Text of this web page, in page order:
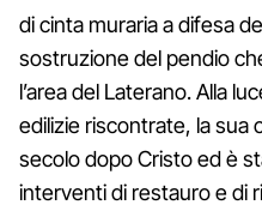
di cinta muraria a difesa
sostruzione del pendio
l’area del Laterano. Alla
edilizie riscontrate, la sua
secolo dopo Cristo ed è
interventi di restauro e di